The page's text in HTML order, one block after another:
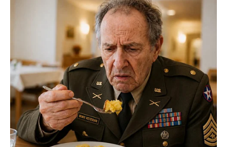
Vaša želja se ostvaruje onda kada prestanete da se bojite
da sanjate. A januar vam pokazuje da snovi nisu beg – već
STRELAC – Sloboda, novi pravci i ostvarenje životne
vizije
Strelčevi su znak koji uvek teži širem horizontu, ali iza
vaše vedrine često su se krila pitanja, sumnje i unutrašnja
preispitivanja. Januar dolazi kao prekretnica– trenutak
kada shvatate da je sve imalo smisla, čak i lutanja.